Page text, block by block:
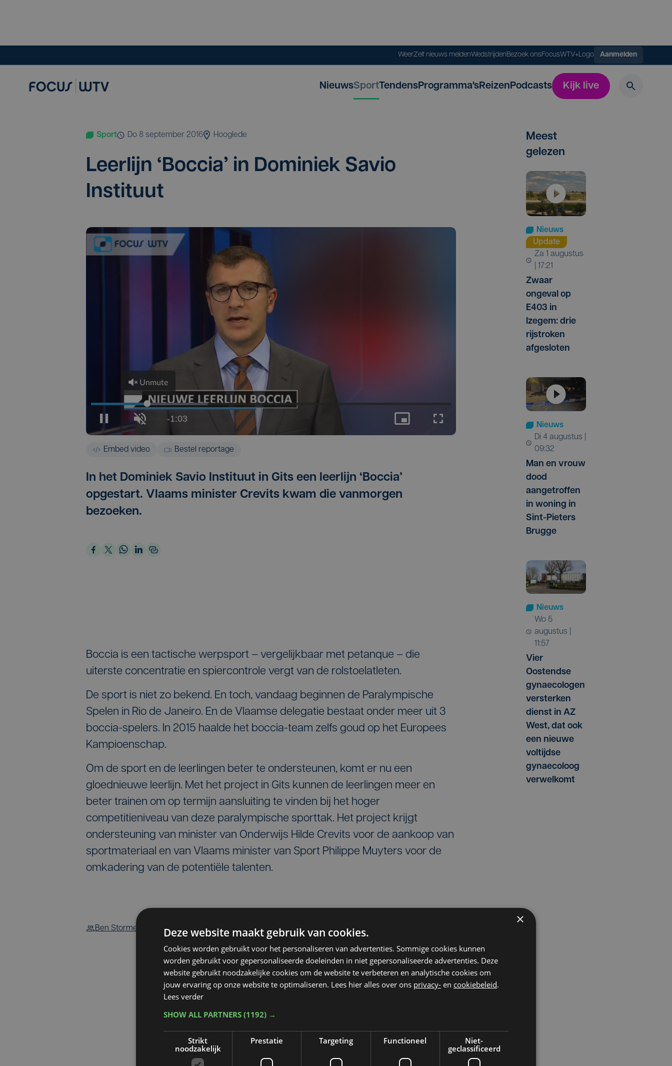
WeerZelf nieuws meldenWedstrijdenBezoek onsFocusWTV+Logo Aanmelden
NieuwsSportTendensProgramma'sReizenPodcasts Kijk live
Sport do 8 september 2016 Hooglede
Leer­lijn ‘Boc­cia’ in Domi­niek Savio
Instituut
Embed video Bestel reportage
In het Dominiek Savio Instituut in Gits een leerlijn ‘Boccia’
opgestart. Vlaams minister Crevits kwam die vanmorgen
bezoeken.
Boccia is een tactische werpsport – vergelijkbaar met petanque – die
uiterste concentratie en spiercontrole vergt van de rolstoelatleten.
De sport is niet zo bekend. En toch, vandaag beginnen de Paralympische
Spelen in Rio de Janeiro. En de Vlaamse delegatie bestaat onder meer uit 3
boccia-spelers. In 2015 haalde het boccia-team zelfs goud op het Europees
Kampioenschap.
Om de sport en de leerlingen beter te ondersteunen, komt er nu een
gloednieuwe leerlijn. Met het project in Gits kunnen de leerlingen meer en
beter trainen om op termijn aansluiting te vinden bij het hoger
competitieniveau van deze paralympische sporttak. Het project krijgt
ondersteuning van minister van Onderwijs Hilde Crevits voor de aankoop van
sportmateriaal en van Vlaams minister van Sport Philippe Muyters voor de
omkadering van de potentiële talenten.
Ben Storme
Meest
gelezen
Nieuws
Update
za 1 augustus
| 17:21
Zwaar
ongeval op
E403 in
Izegem: drie
rijstroken
afgesloten
Nieuws
di 4 augustus |
09:32
Man en vrouw
dood
aangetroffen
in woning in
Sint-Pieters
Brugge
Nieuws
wo 5
augustus |
11:57
Vier
Oostendse
gynaecologen
versterken
dienst in AZ
West, dat ook
een nieuwe
voltijdse
gynaecoloog
verwelkomt
×
Deze website maakt gebruik van cookies.
Cookies worden gebruikt voor het personaliseren van advertenties. Sommige cookies kunnen
worden gebruikt voor gepersonaliseerde doeleinden in niet gepersonaliseerde advertenties. Deze
website gebruikt noodzakelijke cookies om de website te verbeteren en analytische cookies om
jouw ervaring op onze website te optimaliseren. Lees hier alles over ons privacy- en cookiebeleid.
Lees verder
SHOW ALL PARTNERS (1192) →
Strikt
noodzakelijk
Prestatie Targeting Functioneel
Niet-
geclassificeerd